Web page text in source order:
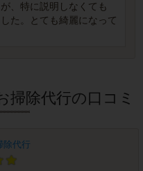
、特に説明しなくても
た。とても綺麗になって
掃除代行の口コミ
除代行